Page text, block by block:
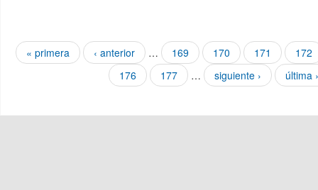
Páginas
« primera ‹ anterior … 169 170 171
172
176
177 … siguiente › última